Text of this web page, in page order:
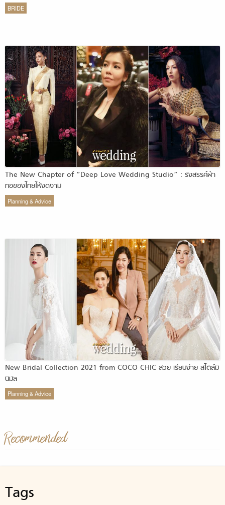
BRIDE
The New Chapter of “Deep Love Wedding Studio” : รังสรรค์ผ้า
ทอของไทยให้งดงาม
Planning & Advice
New Bridal Collection 2021 from COCO CHIC สวย เรียบง่าย สไตล์มิ
นิมัล
Planning & Advice
Recommended
Tags